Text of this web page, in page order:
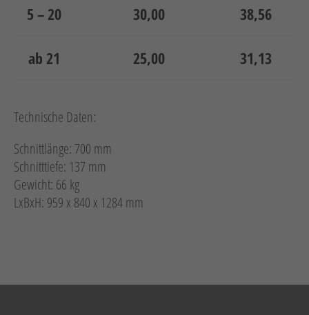
5 – 20 30,00 38,56
ab 21 25,00 31,13
Technische Daten:
Schnittlänge: 700 mm
Schnitttiefe: 137 mm
Gewicht: 66 kg
LxBxH: 959 x 840 x 1284 mm